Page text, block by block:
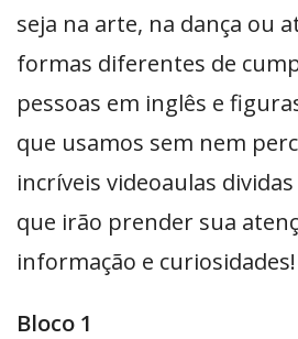
seja na arte, na dança ou
formas diferentes de
pessoas em inglês e
que usamos sem nem
incríveis videoaulas
que irão prender sua
informação e curiosidades!
Bloco 1